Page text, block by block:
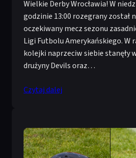
Wielkie Derby Wrocławia! W
godzinie 13:00 rozegrany został
oczekiwany mecz sezonu
Ligi Futbolu Amerykańskiego. W
kolejki naprzeciw siebie stanęły
drużyny Devils oraz…
Czytaj dalej